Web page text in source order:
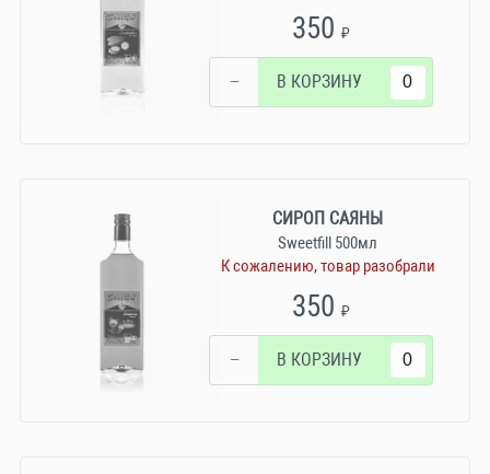
350₽
− В КОРЗИНУ
СИРОП САЯНЫ
Sweetfill 500мл
К сожалению, товар разобрали
350₽
− В КОРЗИНУ